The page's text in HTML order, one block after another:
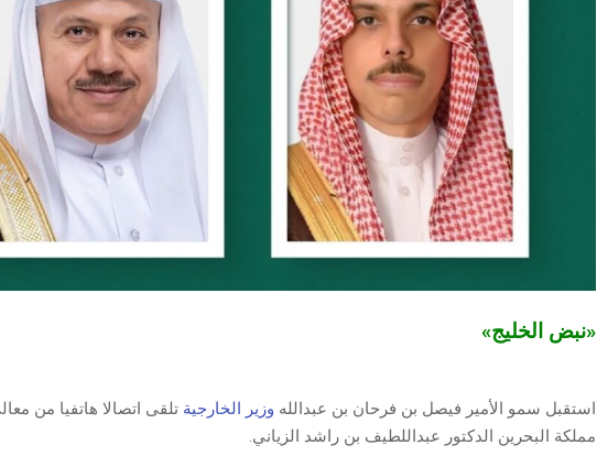
«نبض الخليج»
استقبل سمو الأمير فيصل بن فرحان بن عبدالله وزير الخارجية تلقى اتصالا هاتفيا من
مملكة البحرين الدكتور عبداللطيف بن راشد الزياني.